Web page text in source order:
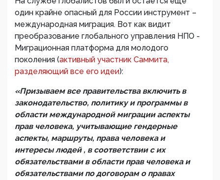
один крайне опасный для России инструмент –
международная миграция. Вот как видит
преобразование глобального управления НПО -
Миграционная платформа для молодого
поколения (активный участник Саммита,
разделяющий все его идеи):
«Призываем все правительства включить в
законодательство, политику и программы в
области международной миграции аспекты
прав человека, учитывающие гендерные
аспекты, маршруты, права человека и
интересы людей , в соответствии с их
обязательствами в области прав человека и
обязательствами по договорам о правах